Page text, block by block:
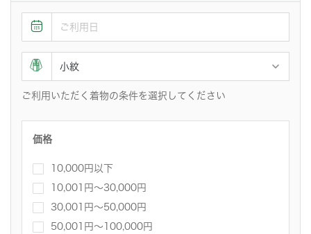
ご利用いただく着物の条件を選択してください
価格
10,000円以下
10,001円〜30,000円
30,001円～50,000円
50,001円～100,000円